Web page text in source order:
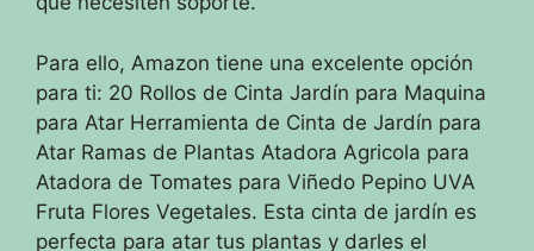
Para ello, Amazon tiene una excelente opción
para ti: 20 Rollos de Cinta Jardín para Maquina
para Atar Herramienta de Cinta de Jardín para
Atar Ramas de Plantas Atadora Agricola para
Atadora de Tomates para Viñedo Pepino UVA
Fruta Flores Vegetales. Esta cinta de jardín es
perfecta para atar tus plantas y darles el